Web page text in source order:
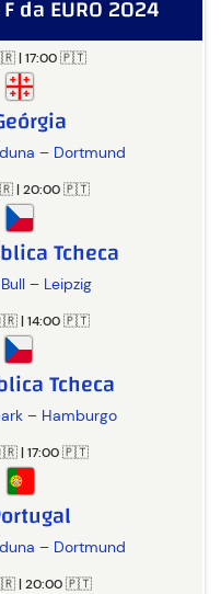
da EURO 2024
| 17:00 🇵🇹
– Dortmund
| 20:00 🇵🇹
– Leipzig
Tcheca
| 14:00 🇵🇹
– Hamburgo
Tcheca
| 17:00 🇵🇹
– Dortmund
| 20:00 🇵🇹